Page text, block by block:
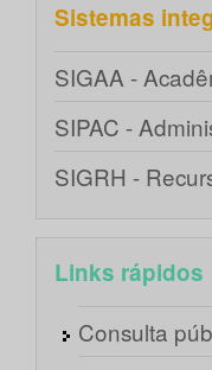
Sistemas
SIGAA -
SIPAC -
SIGRH -
Links rápidos
Consulta